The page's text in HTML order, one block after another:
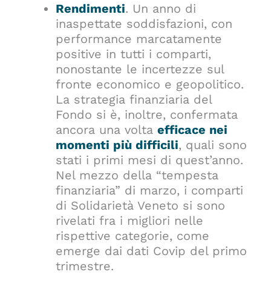
Rendimenti. Un anno di
inaspettate soddisfazioni, con
performance marcatamente
positive in tutti i comparti,
nonostante le incertezze sul
fronte economico e geopolitico.
La strategia finanziaria del
Fondo si è, inoltre, confermata
ancora una voltaefficace nei
momenti più difficili, quali sono
stati i primi mesi di quest’anno.
Nel mezzo della “tempesta
finanziaria” di marzo, i comparti
di Solidarietà Veneto si sono
rivelati fra i migliori nelle
rispettive categorie, come
emerge dai dati Covip del primo
trimestre.